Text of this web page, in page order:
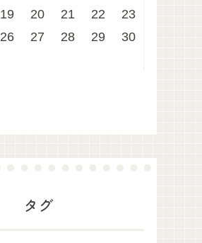
19 20 21 22
23
26 27 28 29
30
タグ